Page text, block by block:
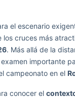
el escenario
los cruces más
. Más allá de la
importante
campeonato en el
conocer el